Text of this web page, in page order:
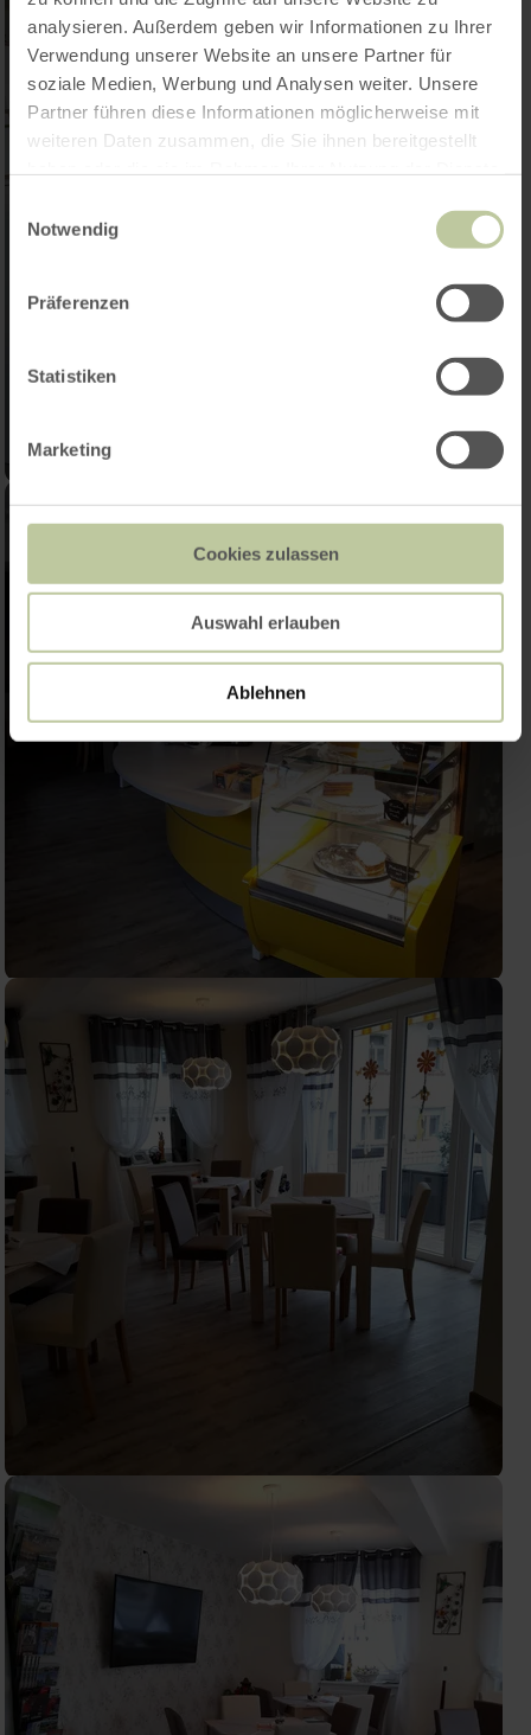
analysieren. Außerdem geben wir Informationen zu Ihrer
Verwendung unserer Website an unsere Partner für
soziale Medien, Werbung und Analysen weiter. Unsere
Partner führen diese Informationen möglicherweise mit
weiteren Daten zusammen, die Sie ihnen bereitgestellt
Notwendig
Präferenzen
Statistiken
Marketing
Cookies zulassen
Auswahl erlauben
Ablehnen